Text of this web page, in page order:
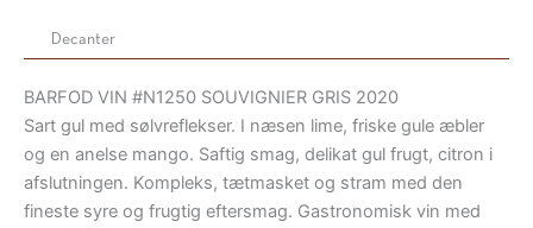
Decanter
BARFOD VIN #N1250 SOUVIGNIER GRIS 2020
Sart gul med sølvreflekser. I næsen lime, friske gule æbler
og en anelse mango. Saftig smag, delikat gul frugt, citron i
afslutningen. Kompleks, tætmasket og stram med den
fineste syre og frugtig eftersmag. Gastronomisk vin med